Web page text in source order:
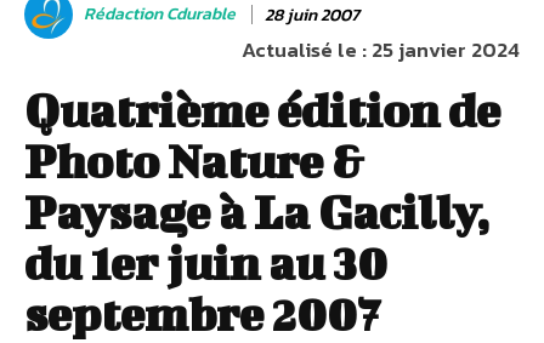
Rédaction Cdurable 28 juin 2007
Actualisé le :25 janvier 2024
Quatrième édition de
Photo Nature &
Paysage à La Gacilly,
du 1er juin au 30
septembre 2007